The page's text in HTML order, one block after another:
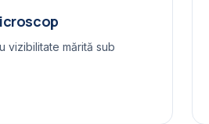
vizibilitate mărită sub